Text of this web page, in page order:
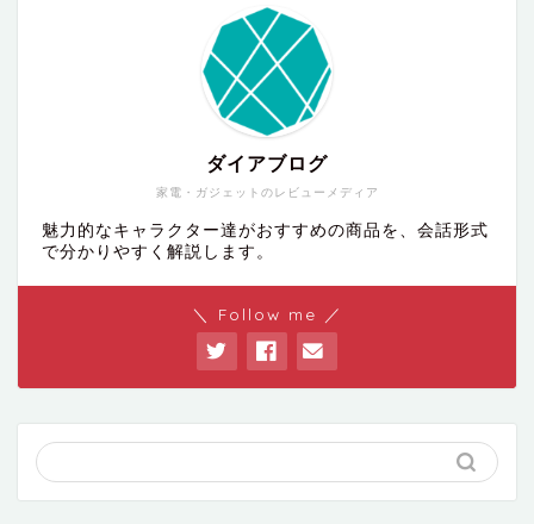
家電・ガジェットのレビューメディア
ダイアブログ
魅力的なキャラクター達がおすすめの商品を、会話形式
で分かりやすく解説します。
＼ Follow me ／